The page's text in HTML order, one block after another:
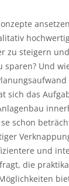
zu steigern
sparen? Und
sich das
schon
und
die